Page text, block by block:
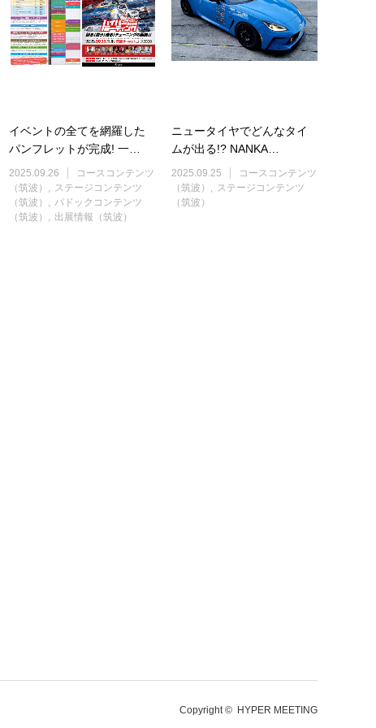
イベントの全てを網羅した
パンフレットが完成! 一…
2025.09.26
コースコンテンツ
（筑波）
ステージコンテンツ
（筑波）
パドックコンテンツ
（筑波）
出展情報（筑波）
ニュータイヤでどんなタイ
ムが出る!? NANKA…
2025.09.25
コースコンテンツ
（筑波）
ステージコンテンツ
（筑波）
Copyright © HYPER MEETING